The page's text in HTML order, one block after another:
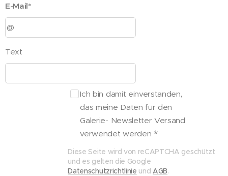
E-Mail*
Text
Ich bin damit einverstanden,
das meine Daten für den
Galerie- Newsletter Versand
verwendet werden
Diese Seite wird von reCAPTCHA geschützt
und es gelten die Google
Datenschutzrichtlinie undAGB.